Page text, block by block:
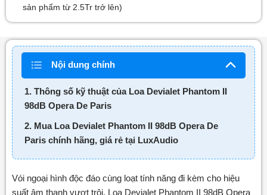
sản phẩm từ 2.5Tr trở lên)
Nội dung chính
1. Thông số kỹ thuật của Loa Devialet Phantom II
98dB Opera De Paris
2. Mua Loa Devialet Phantom II 98dB Opera De
Paris chính hãng, giá rẻ tại LuxAudio
Vói ngoại hình độc đáo cùng loạt tính năng đi kèm cho hiệu
suất âm thanh vượt trội, Loa Devialet Phantom II 98dB Opera